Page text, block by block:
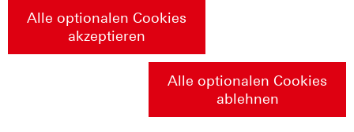
Alle optionalen Cookies
akzeptieren
Alle optionalen Cookies
ablehnen